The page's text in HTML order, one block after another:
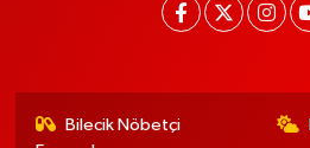
Bilecik Nöbetçi